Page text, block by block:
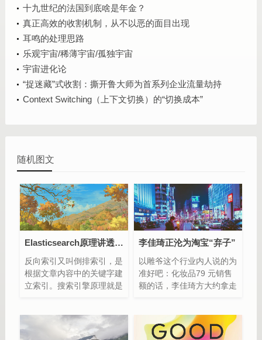
十九世纪的法国到底啥是年金？
真正高效的收割机制，从不以恶的面目出现
耳鸣的处理思路
乐观宇宙/稀薄宇宙/孤独宇宙
宇宙进化论
“捉迷藏”式收割：撕开鲁大师为首系列企业流量劫持
黑幕！
Context Switching（上下文切换）的“切换成本”
随机图文
Elasticsearch原理讲透 典型应用ELK日志分析系统
反向索引又叫倒排索引，是
根据文章内容中的关键字建
立索引。搜索引擎原理就是
的基础上进行封装，实现了
分布式搜索引擎。
李佳琦正沦为淘宝“弃子”
以雕爷这个行业内人说的为
准好吧：化妆品79 元销售
额的话，李佳琦方大约拿走
单品，无论卖掉多少，还得
额外交 5～8 万元左右的“坑